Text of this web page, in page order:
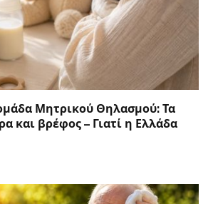
Μητρικού Θηλασμού: Τα
και βρέφος – Γιατί η Ελλάδα